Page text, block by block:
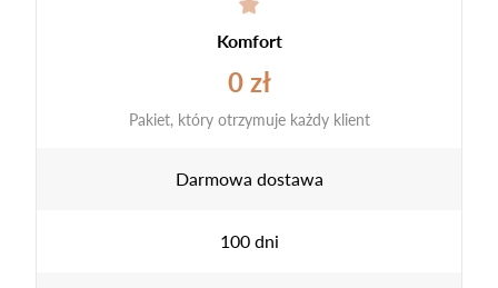
Komfort
0 zł
Pakiet, który otrzymuje każdy klient
Darmowa dostawa
100 dni